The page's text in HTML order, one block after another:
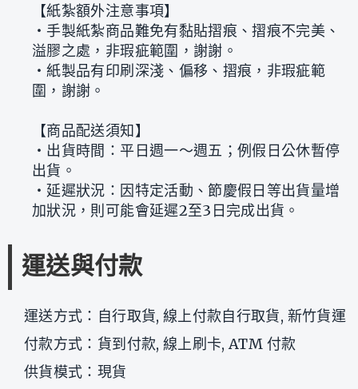
【紙紮額外注意事項】
‧手製紙紮商品難免有黏貼摺痕、摺痕不完美、
溢膠之處，非瑕疵範圍，謝謝。
‧紙製品有印刷深淺、偏移、摺痕，非瑕疵範
圍，謝謝。
【商品配送須知】
‧出貨時間：平日週一～週五；例假日公休暫停
出貨。
‧延遲狀況：因特定活動、節慶假日等出貨量增
加狀況，則可能會延遲2至3日完成出貨。
運送與付款
運送方式：自行取貨, 線上付款自行取貨, 新竹貨運
付款方式：貨到付款, 線上刷卡, ATM 付款
供貨模式：現貨